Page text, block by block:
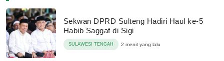
Sekwan DPRD Sulteng Hadiri Haul ke-5
Habib Saggaf di Sigi
SULAWESI TENGAH 2 menit yang lalu